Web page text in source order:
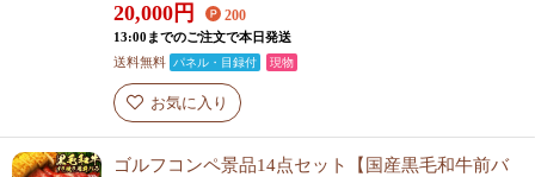
20,000円 200
13:00までのご注文で本日発送
送料無料
パネル・目録付 現物
お気に入り
ゴルフコンペ景品14点セット【国産黒毛和牛前バ